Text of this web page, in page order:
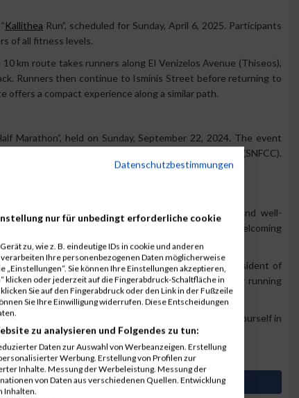
Kallithea Run”, scheduled for Sunday, April 6, 2025. Participants
of all fitness levels.
10 km route takes runners along El Venizelos Avenue (Thiseos),
Runners then continue to Isminis Street before returning to
offers a compact experience along a similar path.
Marathon”, held on Sunday, September 22, 2024. The event
iconic Stavros Niarchos Foundation Cultural Center (SNFCC).
but also enhanced the event’s vibrant atmosphere.
sport is evident through its diverse events and well-
opportunities to stay active and enjoy the city’s welcoming
European Council Member and Senior Vice President of
the sport have helped shapeKallitheainto a premier running
perfect setting to hit the pavement and immerse yourself in
Artikel auf Facebook teilen
Datenschutzbestimmungen
nur für unbedingt erforderliche cookie
zu, wie z. B. eindeutige IDs in cookie und anderen
Ihre personenbezogenen Daten möglicherweise
Sie können Ihre Einstellungen akzeptieren,
klicken oder jederzeit auf die Fingerabdruck-Schaltfläche in
Sie auf den Fingerabdruck oder den Link in der Fußzeile
Sie Ihre Einwilligung widerrufen. Diese Entscheidungen
zu analysieren und Folgendes zu tun:
Daten zur Auswahl von Werbeanzeigen. Erstellung
Werbung. Erstellung von Profilen zur
Inhalte. Messung der Werbeleistung. Messung der
von Daten aus verschiedenen Quellen. Entwicklung
Inhalten.